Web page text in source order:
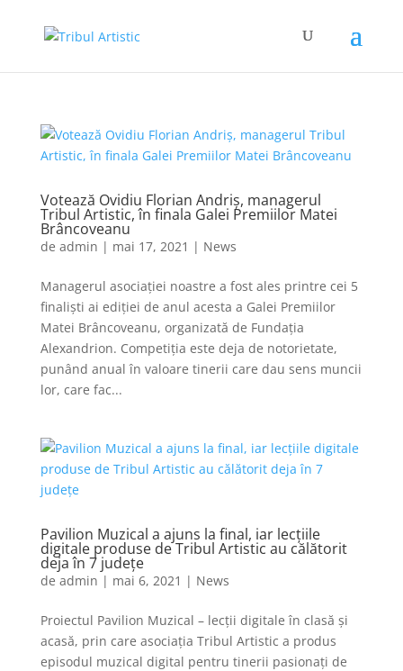
Votează Ovidiu Florian Andriș, managerul
Tribul Artistic, în finala Galei Premiilor Matei
Brâncoveanu
de admin | mai 17, 2021 | News
Managerul asociației noastre a fost ales printre cei 5
finaliști ai ediției de anul acesta a Galei Premiilor
Matei Brâncoveanu, organizată de Fundația
Alexandrion. Competiția este deja de notorietate,
punând anual în valoare tinerii care dau sens muncii
lor, care fac...
Pavilion Muzical a ajuns la final, iar lecțiile
digitale produse de Tribul Artistic au călătorit
deja în 7 județe
de admin | mai 6, 2021 | News
Proiectul Pavilion Muzical – lecții digitale în clasă și
acasă, prin care asociația Tribul Artistic a produs
episodul muzical digital pentru tinerii pasionați de